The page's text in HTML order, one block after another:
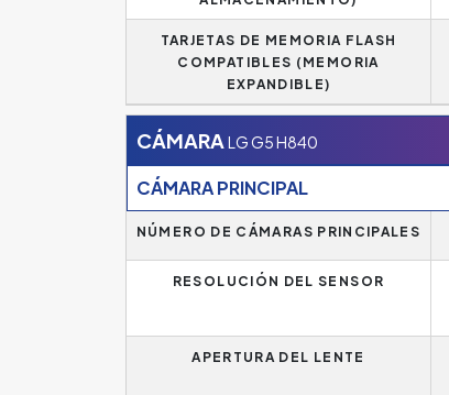
TARJETAS DE MEMORIA FLASH
COMPATIBLES (MEMORIA
EXPANDIBLE)
CÁMARA LG G5 H840
CÁMARA PRINCIPAL
NÚMERO DE CÁMARAS PRINCIPALES
RESOLUCIÓN DEL SENSOR
APERTURA DEL LENTE